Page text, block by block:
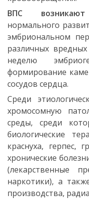
ВПС возникают
нормального
эмбриональном
различных
неделю
формирование
сосудов сердца.
Среди
хромосомную
среды, среди
биологические
краснуха, герпес,
хронические
(лекарственные
наркотики), а
производства,